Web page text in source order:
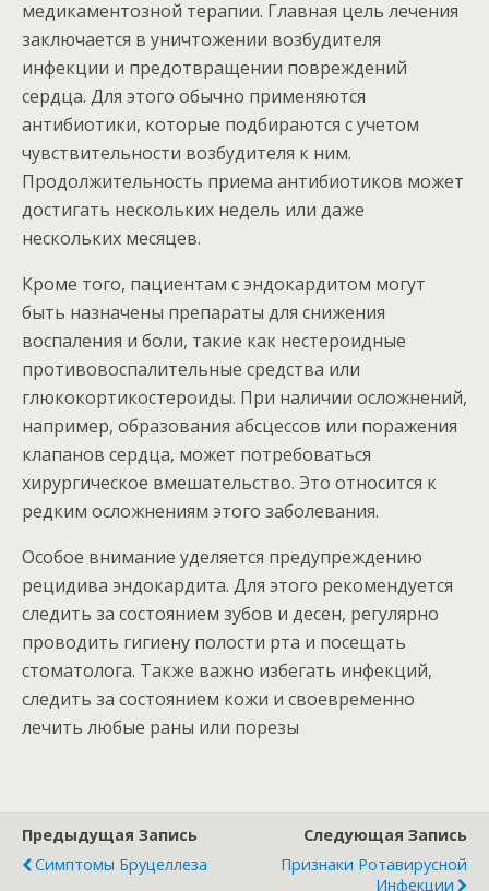
медикаментозной терапии. Главная цель лечения
заключается в уничтожении возбудителя
инфекции и предотвращении повреждений
сердца. Для этого обычно применяются
антибиотики, которые подбираются с учетом
чувствительности возбудителя к ним.
Продолжительность приема антибиотиков может
достигать нескольких недель или даже
нескольких месяцев.
Кроме того, пациентам с эндокардитом могут
быть назначены препараты для снижения
воспаления и боли, такие как нестероидные
противовоспалительные средства или
глюкокортикостероиды. При наличии осложнений,
например, образования абсцессов или поражения
клапанов сердца, может потребоваться
хирургическое вмешательство. Это относится к
редким осложнениям этого заболевания.
Особое внимание уделяется предупреждению
рецидива эндокардита. Для этого рекомендуется
следить за состоянием зубов и десен, регулярно
проводить гигиену полости рта и посещать
стоматолога. Также важно избегать инфекций,
следить за состоянием кожи и своевременно
лечить любые раны или порезы
Предыдущая Запись
Симптомы Бруцеллеза
Следующая Запись
Признаки Ротавирусной
Инфекции